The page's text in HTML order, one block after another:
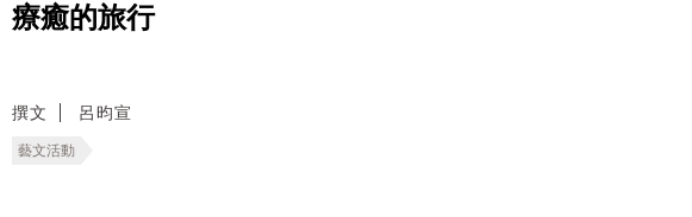
療癒的旅行
撰文 呂昀宣
藝文活動